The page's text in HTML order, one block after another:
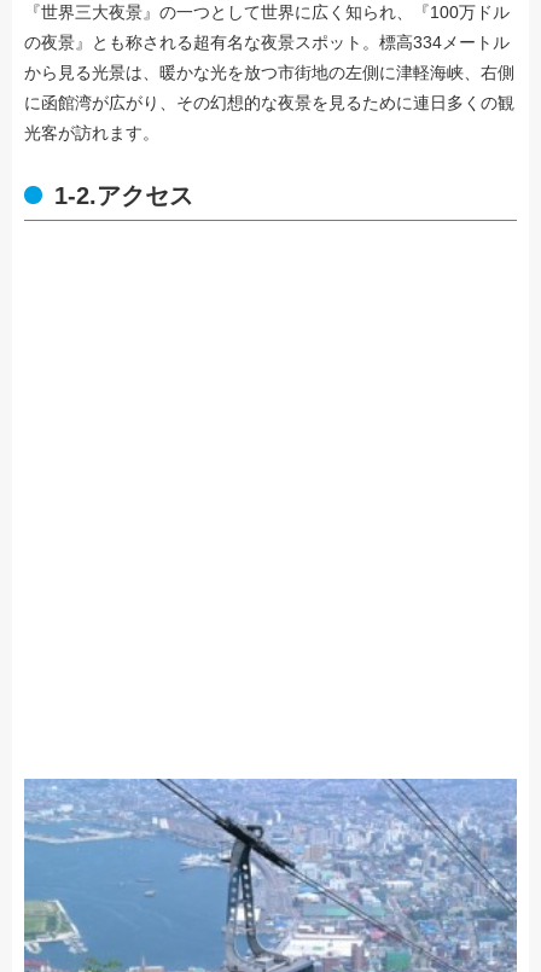
『世界三大夜景』の一つとして世界に広く知られ、『100万ドル
の夜景』とも称される超有名な夜景スポット。標高334メートル
から見る光景は、暖かな光を放つ市街地の左側に津軽海峡、右側
に函館湾が広がり、その幻想的な夜景を見るために連日多くの観
光客が訪れます。
1-2.アクセス